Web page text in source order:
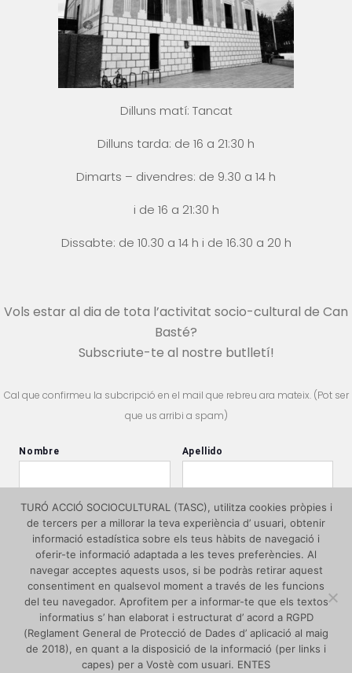
Dilluns matí: Tancat
Dilluns tarda: de 16 a 21:30 h
Dimarts – divendres: de 9.30 a 14 h
i de 16 a 21:30 h
Dissabte: de 10.30 a 14 h i de 16.30 a 20 h
Vols estar al dia de tota l’activitat socio-cultural de Can
Basté?
Subscriute-te al nostre butlletí!
Cal que confirmeu la subcripció en el mail que rebreu ara mateix. (Pot ser
que us arribi a spam)
TURÓ ACCIÓ SOCIOCULTURAL (TASC), utilitza cookies pròpies i
de tercers per a millorar la teva experiència d’ usuari, obtenir
informació estadística sobre els teus hàbits de navegació i
oferir-te informació adaptada a les teves preferències. Al
navegar acceptes aquests usos, si be podràs retirar aquest
consentiment en qualsevol moment a través de les funcions
del teu navegador. Aprofitem per a informar-te que els textos
informatius s’ han elaborat i estructurat d’ acord a RGPD
(Reglament General de Protecció de Dades d’ aplicació al maig
de 2018), en quant a la disposició de la informació (per links i
capes) per a Vostè com usuari. ENTES